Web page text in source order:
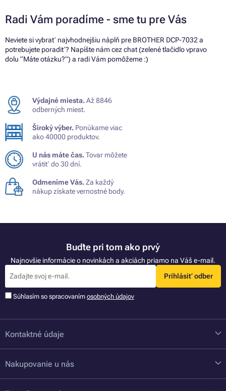
Radi Vám poradíme - sme tu pre Vás
Neviete si vybrať najvhodnejšiu náplň pre BROTHER DCP-7032 a
potrebujete poradiť? Napíšte nám cez chat (zelené tlačidlo vpravo
dolu “Máte otázku?”) a radi Vám pomôžeme :)
Výdajné miesta.Až 8846
odberných miest.
Široký výber. Ponúkame viac
ako 40000 produktov.
U nás máte čas.Tovar môžete
vrátiť do 30 dní.
Odmeníme Vás.Za každý
nákup získate vernostné body.
Buďte pri tom ako prvý
Najnovšie informácie o novinkách a akciách priamo na Váš e-mail.
Prihlásiť odber
Súhlasím so spracovaním osobných údajov
Kontaktné údaje
Nakupovanie u nás